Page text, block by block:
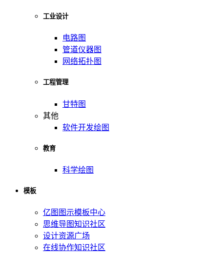
工业设计
电路图
管道仪器图
网络拓扑图
工程管理
甘特图
其他
软件开发绘图
教育
科学绘图
模板
亿图图示模板中心
思维导图知识社区
设计资源广场
在线协作知识社区